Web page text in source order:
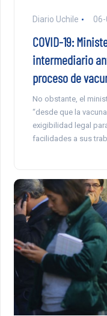
Diario Uchile
COVID-19:
intermediario
proceso de
No obstante, el
“desde que la
exigibilidad legal
facilidades a sus